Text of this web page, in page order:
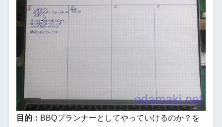
目的： BBQプランナーとしてやっていけるのか？を